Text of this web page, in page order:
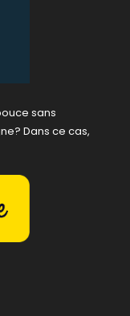
sans
Dans ce cas,